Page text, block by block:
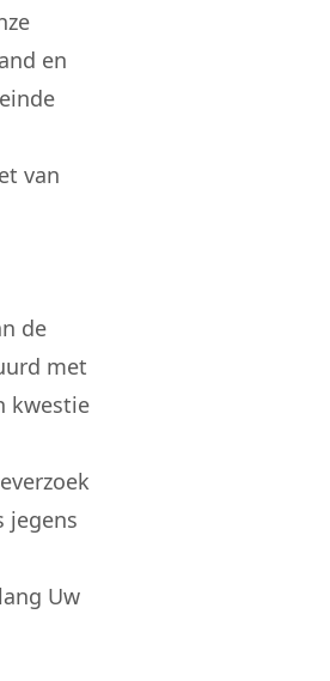
en
van
de
met
kwestie
jegens
Uw